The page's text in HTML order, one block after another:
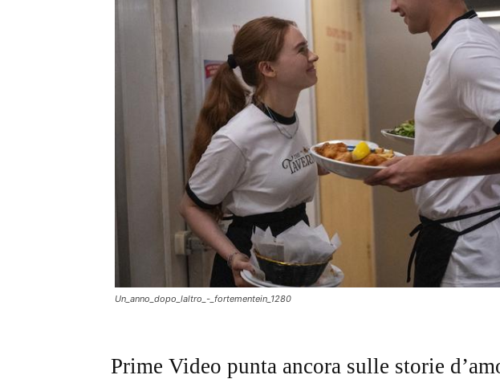
Un_anno_dopo_laltro_-_fortementein_1280
Prime Video punta ancora sulle storie